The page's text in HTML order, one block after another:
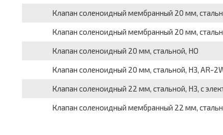
Клапан соленоидный мембранный 20 мм,
Клапан соленоидный мембранный 20 мм,
Клапан соленоидный 20 мм, стальной, НО
Клапан соленоидный 20 мм, стальной, НЗ, AR-
Клапан соленоидный 22 мм, стальной, НЗ, с
Клапан соленоидный мембранный 22 мм,